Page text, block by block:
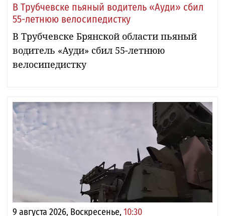
В Трубчевске пьяный водитель «Ауди» сбил
55-летнюю велосипедистку
В Трубчевске Брянской области пьяный
водитель «Ауди» сбил 55-летнюю
велосипедистку
9 августа 2026, Воскресенье, 10:30